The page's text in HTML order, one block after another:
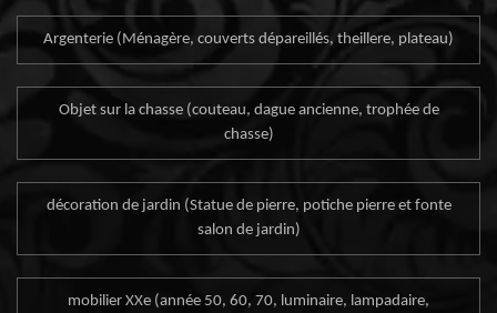
Argenterie (Ménagère, couverts dépareillés, theillere, plateau)
Objet sur la chasse (couteau, dague ancienne, trophée de
chasse)
décoration de jardin (Statue de pierre, potiche pierre et fonte
salon de jardin)
mobilier XXe (année 50, 60, 70, luminaire, lampadaire,